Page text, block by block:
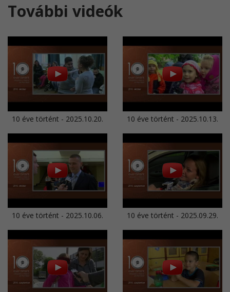
További videók
10 éve történt - 2025.10.20. 10 éve történt - 2025.10.13.
10 éve történt - 2025.10.06. 10 éve történt - 2025.09.29.